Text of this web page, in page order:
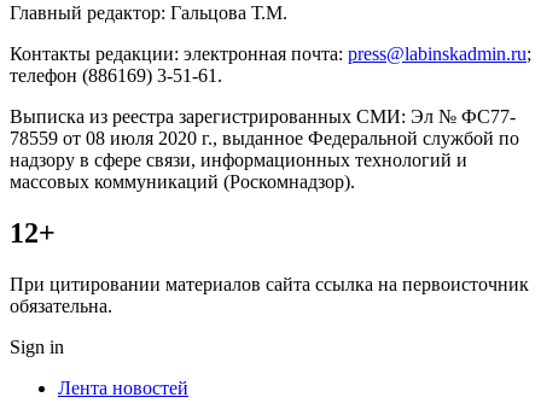
Главный редактор: Гальцова Т.М.
Контакты редакции: электронная почта: press@labinskadmin.ru;
телефон (886169) 3-51-61.
Выписка из реестра зарегистрированных СМИ: Эл № ФС77-
78559 от 08 июля 2020 г., выданное Федеральной службой по
надзору в сфере связи, информационных технологий и
массовых коммуникаций (Роскомнадзор).
12+
При цитировании материалов сайта ссылка на первоисточник
обязательна.
Sign in
Лента новостей